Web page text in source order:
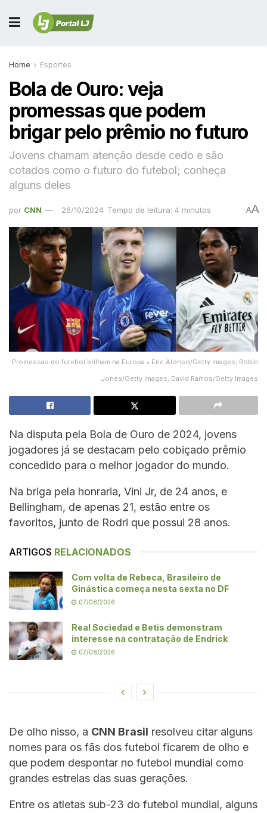
Home Esportes
Bola de Ouro: veja
promessas que podem
brigar pelo prêmio no futuro
Jovens chamam atenção desde cedo e são
cotados como o futuro do futebol; conheça
alguns deles
por CNN 26/10/2024 Tempo de leitura: 4 minutos AA
Promessas do futebol brilham na Europa • Eric Alonso/Getty Images; Robin
Jones/Getty Images; David Ramos/Getty Images
Na disputa pela Bola de Ouro de 2024, jovens
jogadores já se destacam pelo cobiçado prêmio
concedido para o melhor jogador do mundo.
Na briga pela honraria, Vini Jr, de 24 anos, e
Bellingham, de apenas 21, estão entre os
favoritos, junto de Rodri que possui 28 anos.
ARTIGOS RELACIONADOS
Com volta de Rebeca, Brasileiro de
Ginástica começa nesta sexta no DF
07/08/2026
Real Sociedad e Betis demonstram
interesse na contratação de Endrick
07/08/2026
De olho nisso, a CNN Brasil resolveu citar alguns
nomes para os fãs dos futebol ficarem de olho e
que podem despontar no futebol mundial como
grandes estrelas das suas gerações.
Entre os atletas sub-23 do futebol mundial, alguns